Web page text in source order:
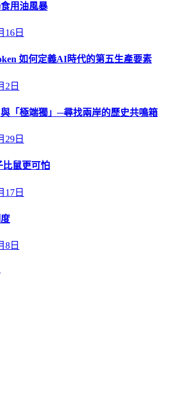
用油風暴
16日
如何定義AI時代的第五生產要素
2日
「極端獨」─尋找兩岸的歷史共鳴箱
29日
比鼠更可怕
17日
8日